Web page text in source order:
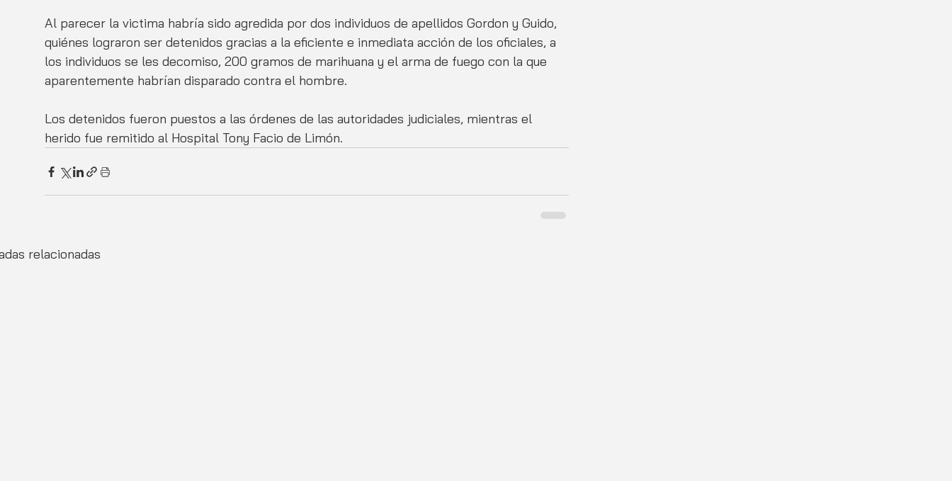
Al parecer la victima habría sido agredida por dos individuos de apellidos Gordon y Guido,
quiénes lograron ser detenidos gracias a la eficiente e inmediata acción de los oficiales, a
los individuos se les decomiso, 200 gramos de marihuana y el arma de fuego con la que
aparentemente habrían disparado contra el hombre.
Los detenidos fueron puestos a las órdenes de las autoridades judiciales, mientras el
herido fue remitido al Hospital Tony Facio de Limón.
relacionadas